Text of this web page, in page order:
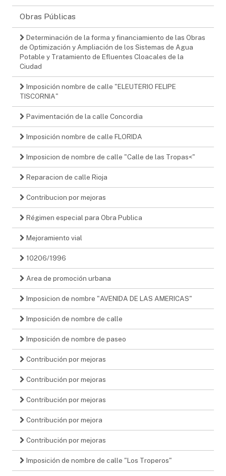
Obras Públicas
Determinación de la forma y financiamiento de las Obras
de Optimización y Ampliación de los Sistemas de Agua
Potable y Tratamiento de Efluentes Cloacales de la
Ciudad
Imposición nombre de calle "ELEUTERIO FELIPE
TISCORNIA"
Pavimentación de la calle Concordia
Imposición nombre de calle FLORIDA
Imposicion de nombre de calle "Calle de las Tropas<"
Reparacion de calle Rioja
Contribucion por mejoras
Régimen especial para Obra Publica
Mejoramiento vial
10206/1996
Area de promoción urbana
Imposicion de nombre "AVENIDA DE LAS AMERICAS"
Imposición de nombre de calle
Imposición de nombre de paseo
Contribución por mejoras
Contribución por mejoras
Contribución por mejoras
Contribución por mejora
Contribución por mejoras
Imposición de nombre de calle "Los Troperos"